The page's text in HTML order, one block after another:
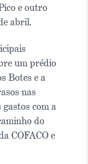
e outro
abril.
um prédio
Botes e a
nas
com a
do
COFACO e